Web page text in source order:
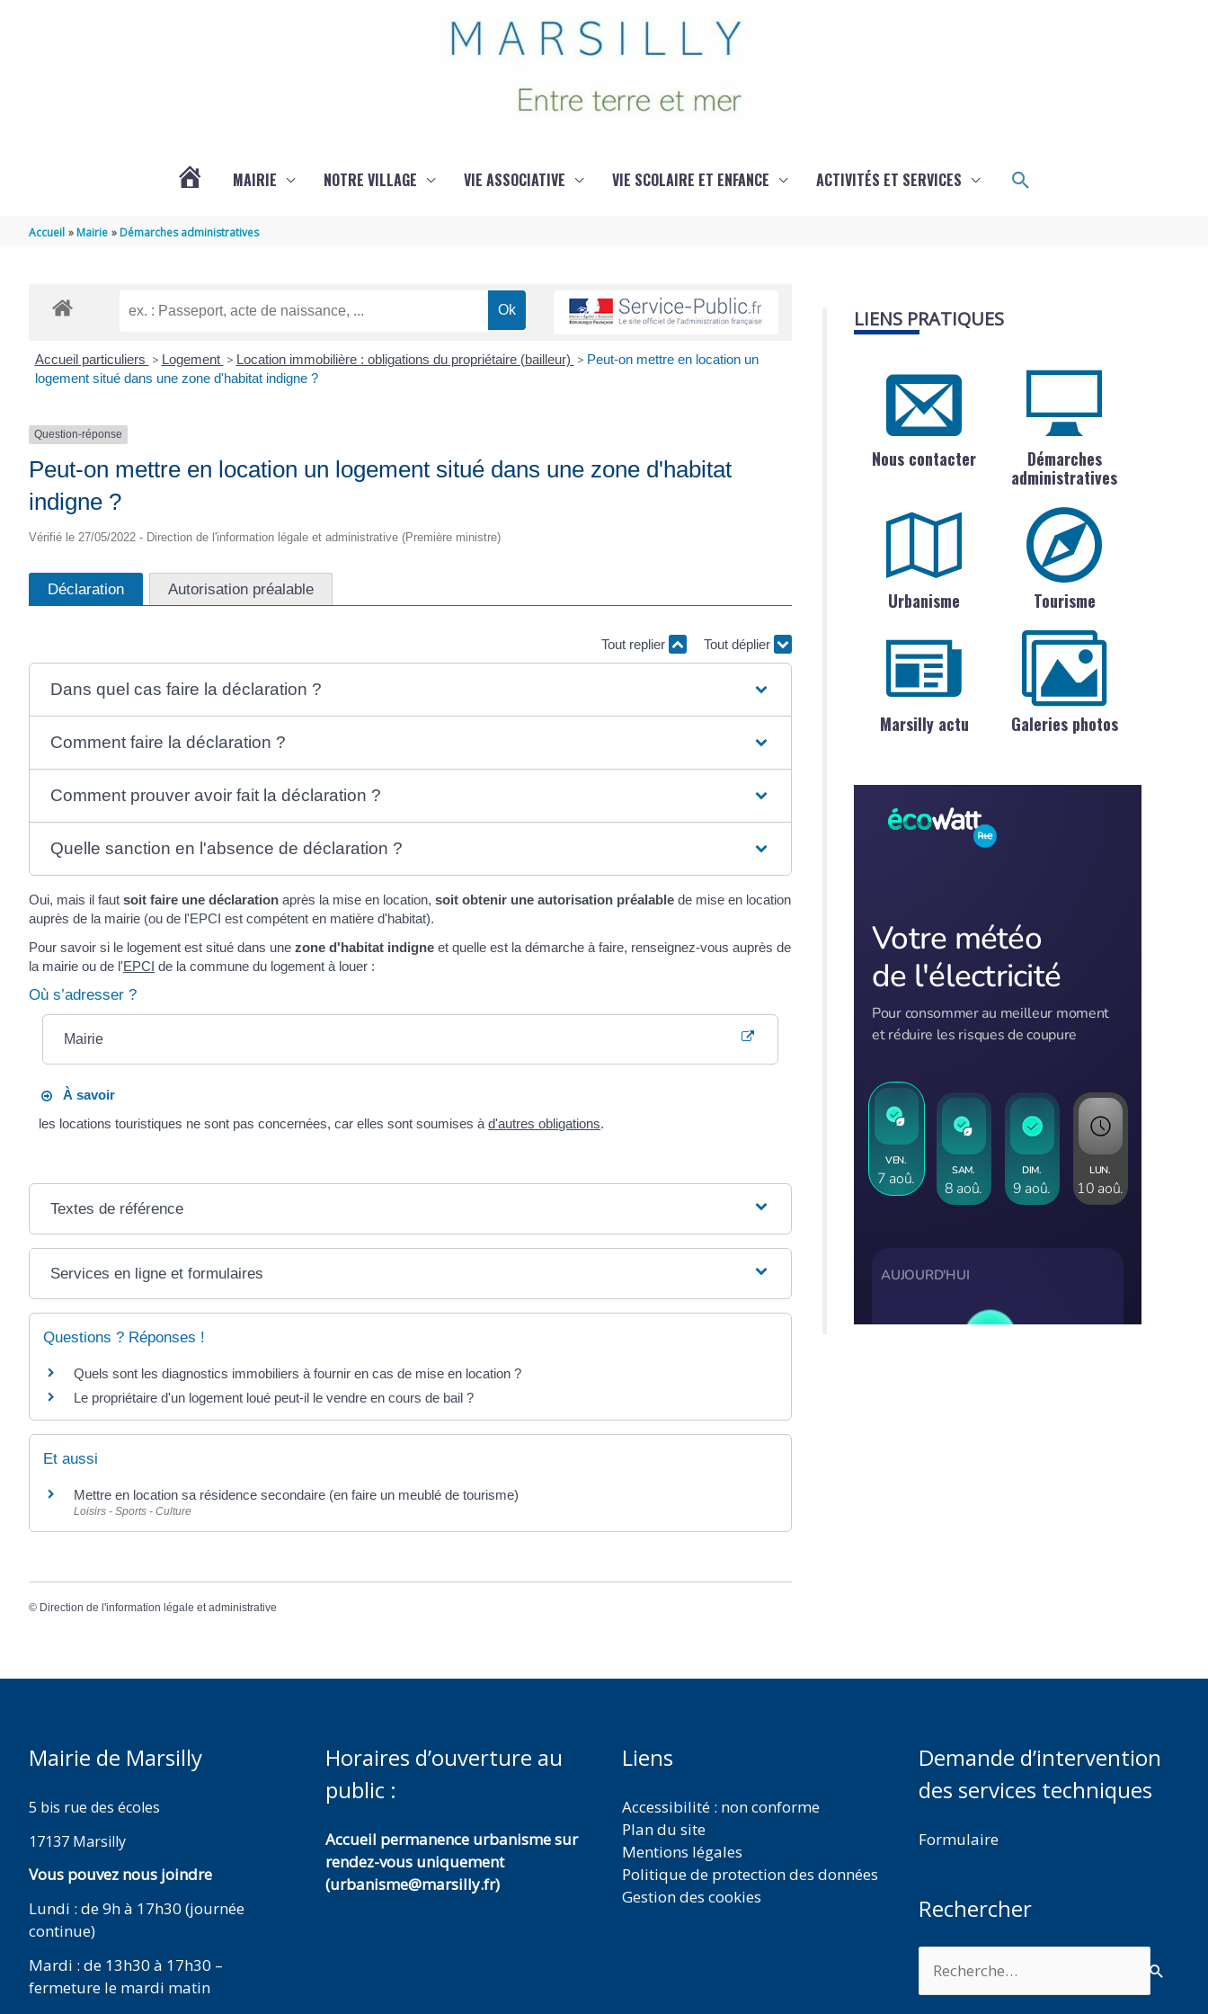
MARSILLY
MAIRIE NOTRE VILLAGE VIE ASSOCIATIVE VIE SCOLAIRE ET ENFANCE ACTIVITÉS ET SERVICES Rechercher
Accueil Mairie Démarches administratives
Accueil particuliers > Logement > Location immobilière : obligations du propriétaire (bailleur) > Peut-on mettre en location un
logement situé dans une zone d'habitat indigne ?
Question-réponse
Peut-on mettre en location un logement situé dans une zone d'habitat
indigne ?
Vérifié le 27/05/2022 - Direction de l'information légale et administrative (Première ministre)
Déclaration Autorisation préalable
Tout replier Tout déplier
Dans quel cas faire la déclaration ?
Comment faire la déclaration ?
Comment prouver avoir fait la déclaration ?
Quelle sanction en l'absence de déclaration ?
Oui, mais il faut soit faire une déclaration après la mise en location, soit obtenir une autorisation préalable de mise en location
auprès de la mairie (ou de l'EPCI est compétent en matière d'habitat).
Pour savoir si le logement est situé dans une zone d'habitat indigne et quelle est la démarche à faire, renseignez-vous auprès de
la mairie ou de l'EPCI de la commune du logement à louer :
Où s’adresser ?
Mairie
À savoir
les locations touristiques ne sont pas concernées, car elles sont soumises àd'autres obligations.
Textes de référence
Services en ligne et formulaires
Questions ? Réponses !
Quels sont les diagnostics immobiliers à fournir en cas de mise en location ?
Le propriétaire d'un logement loué peut-il le vendre en cours de bail ?
Et aussi
Mettre en location sa résidence secondaire (en faire un meublé de tourisme)
Loisirs - Sports - Culture
© Direction de l'information légale et administrative
LIENS PRATIQUES
Nous contacter
Démarches
administratives
Urbanisme Tourisme
Marsilly actu Galeries photos
Mairie de Marsilly
5 bis rue des écoles
17137 Marsilly
Vous pouvez nous joindre
Lundi : de 9h à 17h30 (journée
continue)
Mardi : de 13h30 à 17h30 –
fermeture le mardi matin
Horaires d’ouverture au
public :
Accueil permanence urbanisme sur
rendez-vous uniquement
(urbanisme@marsilly.fr)
Liens
Accessibilité : non conforme
Plan du site
Mentions légales
Politique de protection des données
Gestion des cookies
Demande d’intervention
des services techniques
Formulaire
Rechercher